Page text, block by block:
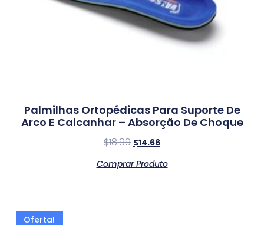
Palmilhas Ortopédicas Para Suporte De
Arco E Calcanhar – Absorção De Choque
$18.99 $14.66
Comprar Produto
Oferta!